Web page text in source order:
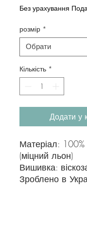
Без урахування
розмір *
Кількість *
Додати у
Матеріал:
(міцний льон)
Вишивка:
Зроблено в